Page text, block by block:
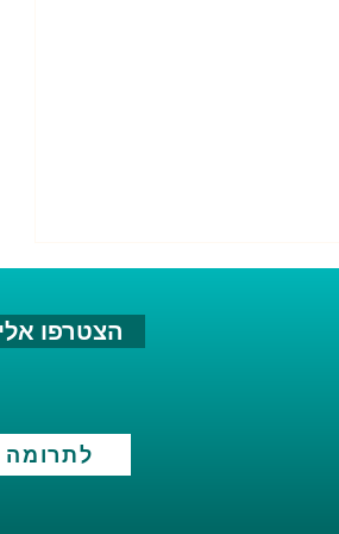
השתתפות פוליטית שוויונית
הצטרפו
לתרומה